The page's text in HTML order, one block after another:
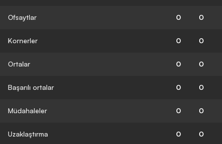
Ofsaytlar 0 0
Kornerler 0 0
Ortalar 0 0
Başarılı ortalar 0 0
Müdahaleler 0 0
Uzaklaştırma 0 0